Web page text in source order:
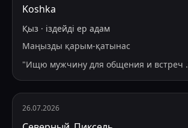
Koshka
Қыз · іздейді ер адам
Маңызды қарым-қатынас
"Ищю мужчину для общения и встреч .
26.07.2026